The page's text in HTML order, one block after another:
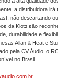
a distribuidora
não descartando
da Klotz são
durabilidade e
Allan & Heat e
pela CV Áudio, o
no Brasil.